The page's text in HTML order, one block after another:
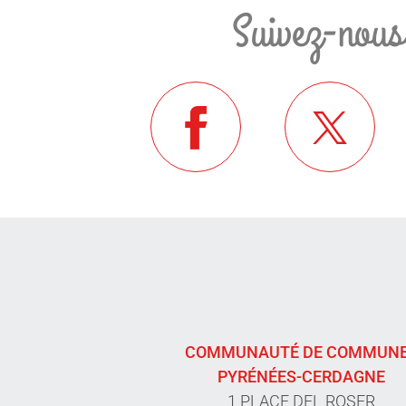
Suivez-
COMMUNAUTÉ DE
PYRÉNÉES-CERDAGNE
1 PLACE DEL ROSER